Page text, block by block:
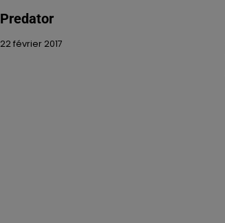
Predator
22 février 2017